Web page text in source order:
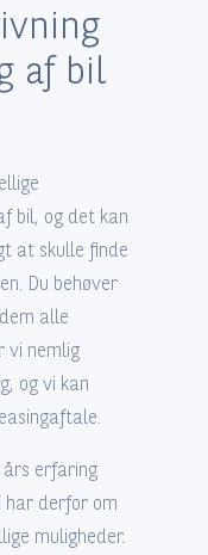
af bil
bil, og det kan
at skulle finde
Du behøver
alle
vi nemlig
og vi kan
års erfaring
har derfor om
muligheder.